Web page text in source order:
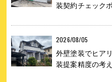
装契約チェック
2026/08/05
外壁塗装でヒア
装提案精度の考